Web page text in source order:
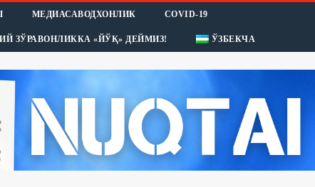
МЕДИАСАВОДХОНЛИК COVID-19
ЗЎРАВОНЛИККА «ЙЎҚ» ДЕЙМИЗ! ЎЗБЕКЧА